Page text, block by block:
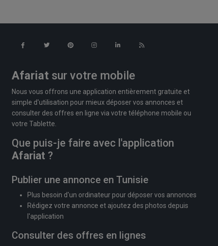
Afariat sur votre mobile
Nous vous offrons une application entièrement gratuite et
simple d'utilisation pour mieux déposer vos annonces et
consulter des offres en ligne via votre téléphone mobile ou
votre Tablette.
Que puis-je faire avec l'application
Afariat ?
Publier une annonce en Tunisie
Plus besoin d'un ordinateur pour déposer vos annonces
Rédigez votre annonce et ajoutez des photos depuis
l'application
Consulter des offres en lignes